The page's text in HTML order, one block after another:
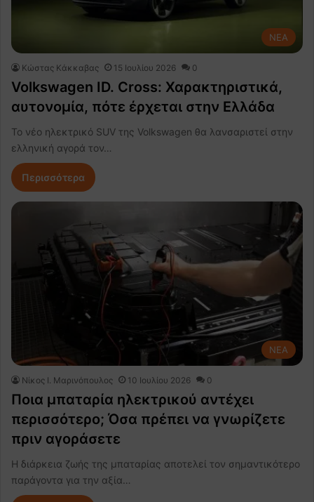
NEA
Κώστας Κάκκαβας 15 Ιουλίου 2026 0
Volkswagen ID. Cross: Χαρακτηριστικά,
αυτονομία, πότε έρχεται στην Ελλάδα
Το νέο ηλεκτρικό SUV της Volkswagen θα λανσαριστεί στην
ελληνική αγορά τον…
Περισσότερα
NEA
Nίκος Ι. Mαρινόπουλος 10 Ιουλίου 2026 0
Ποια μπαταρία ηλεκτρικού αντέχει
περισσότερο; Όσα πρέπει να γνωρίζετε
πριν αγοράσετε
Η διάρκεια ζωής της μπαταρίας αποτελεί τον σημαντικότερο
παράγοντα για την αξία…